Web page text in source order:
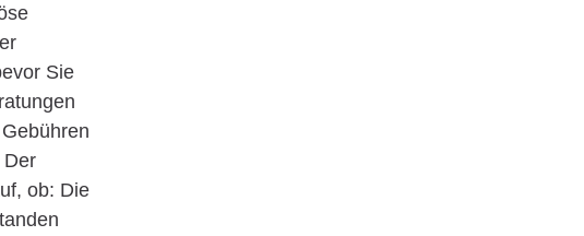
Sie
Der
ob: Die